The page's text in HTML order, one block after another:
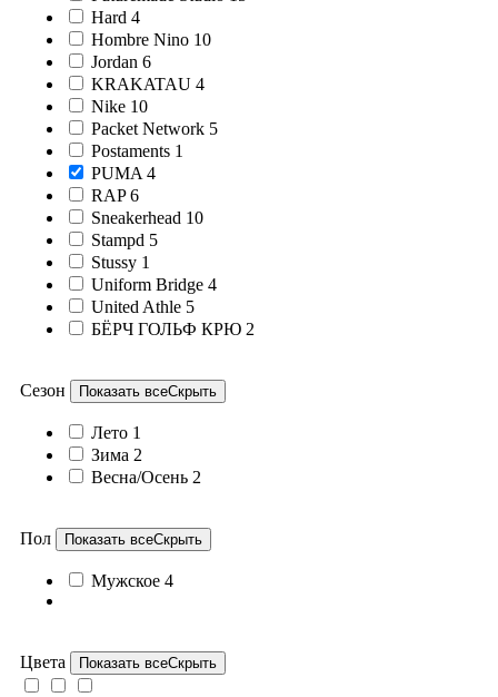
Hard 4
Hombre Nino 10
Jordan 6
KRAKATAU 4
Nike 10
Packet Network 5
Postaments 1
PUMA 4
RAP 6
Sneakerhead 10
Stampd 5
Stussy 1
Uniform Bridge 4
United Athle 5
БЁРЧ ГОЛЬФ КРЮ 2
Сезон Показать всеСкрыть
Лето 1
Зима 2
Весна/Осень 2
Пол Показать всеСкрыть
Мужское 4
Цвета Показать всеСкрыть